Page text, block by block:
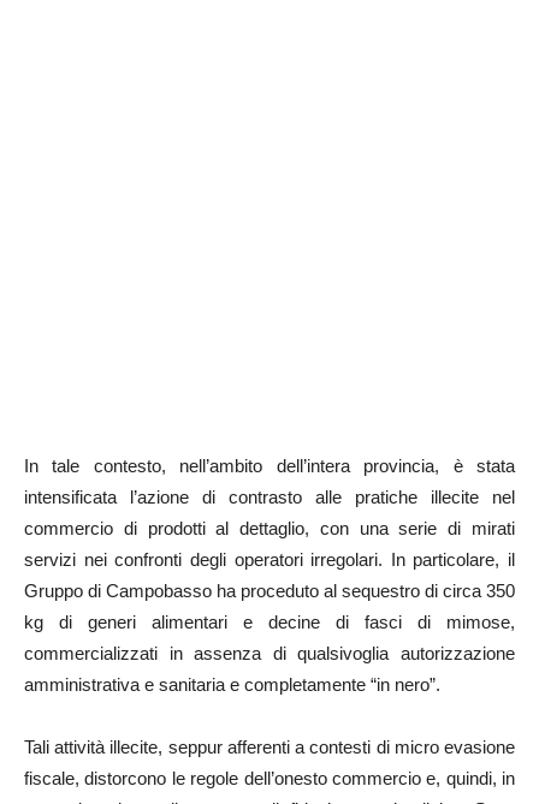
In tale contesto, nell’ambito dell’intera provincia, è stata
intensificata l’azione di contrasto alle pratiche illecite nel
commercio di prodotti al dettaglio, con una serie di mirati
servizi nei confronti degli operatori irregolari. In particolare, il
Gruppo di Campobasso ha proceduto al sequestro di circa 350
kg di generi alimentari e decine di fasci di mimose,
commercializzati in assenza di qualsivoglia autorizzazione
amministrativa e sanitaria e completamente “in nero”.
Tali attività illecite, seppur afferenti a contesti di micro evasione
fiscale, distorcono le regole dell’onesto commercio e, quindi, in